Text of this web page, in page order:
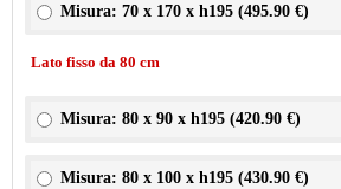
Misura: 70 x 170 x h195 (495.90 €)
Lato fisso da 80 cm
Misura: 80 x 90 x h195 (420.90 €)
Misura: 80 x 100 x h195 (430.90 €)